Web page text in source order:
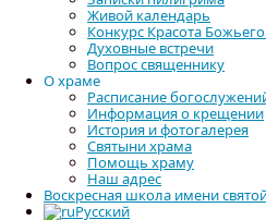
Живой календарь
Конкурс Красота
Духовные встречи
Вопрос священнику
О храме
Расписание
Информация о крещении
История и фотогалерея
Святыни храма
Помощь храму
Наш адрес
Воскресная школа имени
Русский